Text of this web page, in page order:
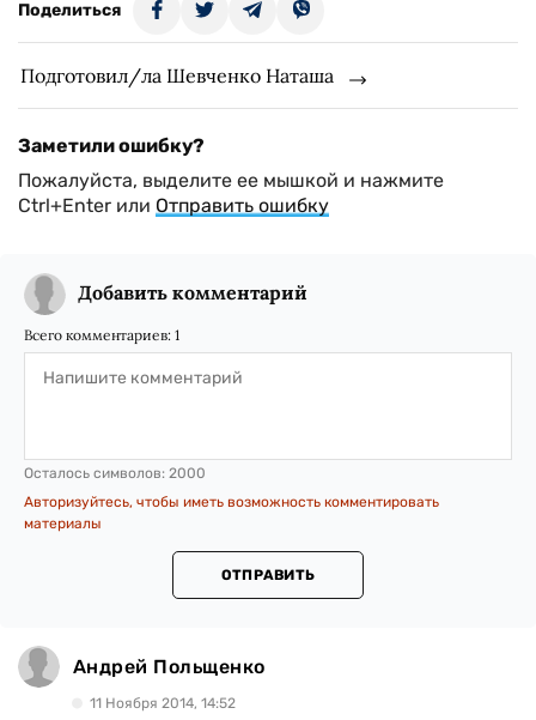
Поделиться
Подготовил/ла Шевченко Наташа
Заметили ошибку?
Пожалуйста, выделите ее мышкой и нажмите
Ctrl+Enter или Отправить ошибку
Добавить комментарий
Всего комментариев: 1
Осталось символов: 2000
Авторизуйтесь, чтобы иметь возможность комментировать
материалы
ОТПРАВИТЬ
Андрей Польщенко
11 Ноября 2014, 14:52